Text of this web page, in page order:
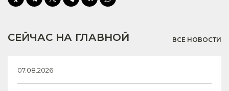
СЕЙЧАС НА ГЛАВНОЙ ВСЕ НОВОСТИ
07.08.2026